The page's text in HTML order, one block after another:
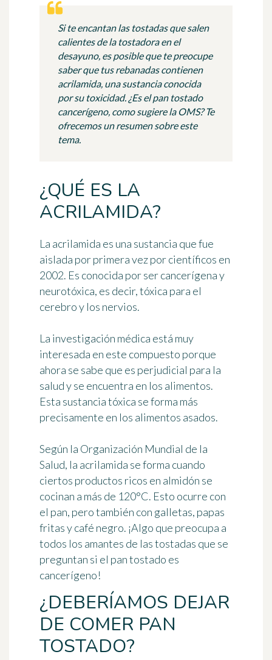
Si te encantan las tostadas que salen
calientes de la tostadora en el
desayuno, es posible que te preocupe
saber que tus rebanadas contienen
acrilamida, una sustancia conocida
por su toxicidad. ¿Es el pan tostado
cancerígeno, como sugiere la OMS? Te
ofrecemos un resumen sobre este
tema.
¿QUÉ ES LA
ACRILAMIDA?
La acrilamida es una sustancia que fue
aislada por primera vez por científicos en
2002. Es conocida por sercancerígena y
neurotóxica, es decir, tóxica para el
cerebro y los nervios.
La investigación médica está muy
interesada en este compuesto porque
ahora se sabe que es perjudicial para la
salud y se encuentra en los alimentos.
Esta sustancia tóxica se forma más
precisamente en los alimentos asados.
Según la Organización Mundial de la
Salud, la acrilamida se forma cuando
ciertos productos ricos en almidón se
cocinan a más de 120°C. Esto ocurre con
el pan, pero también con galletas, papas
fritas y café negro. ¡Algo que preocupa a
todos los amantes de las tostadas que se
preguntan si el pan tostado es
cancerígeno!
¿DEBERÍAMOS DEJAR
DE COMER PAN
TOSTADO?